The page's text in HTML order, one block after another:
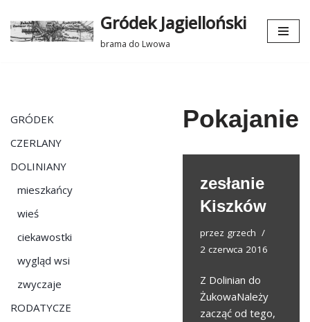
Przejdź
Gródek Jagielloński
brama do Lwowa
GRÓDEK
CZERLANY
DOLINIANY
mieszkańcy
wieś
ciekawostki
wygląd wsi
zwyczaje
RODATYCZE
Pokajanie
zesłanie
Kiszków
przez grzech
2 czerwca 2016
Z Dolinian do
ŻukowaNależy
zacząć od tego,